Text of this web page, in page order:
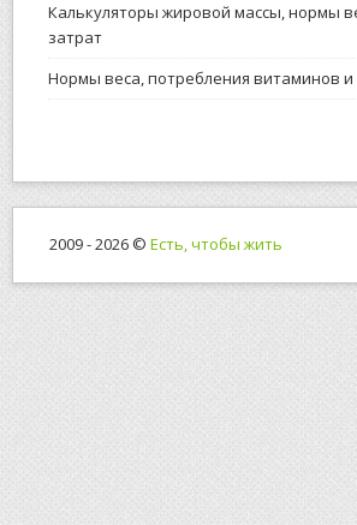
Калькуляторы жировой массы, нормы
затрат
Нормы веса, потребления витаминов и
2009 - 2026 © Есть, чтобы жить